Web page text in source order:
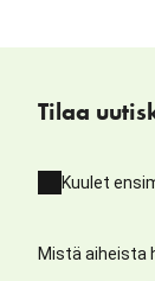
Tilaa
Kuulet
Mistä aiheista